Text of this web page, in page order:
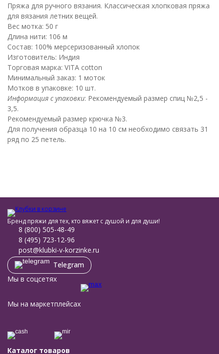
Пряжа для ручного вязания. Классическая хлопковая пряжа
для вязания летних вещей.
Вес мотка: 50 г
Длина нити: 106 м
Состав: 100% мерсеризованный хлопок
Изготовитель: Индия
Торговая марка: VITA cotton
Минимальный заказ: 1 моток
Мотков в упаковке: 10 шт.
Информация с упаковки: Рекомендуемый размер спиц №2,5 -
3,5.
Рекомендуемый размер крючка №3.
Для получения образца 10 на 10 см необходимо связать 31
ряд по 25 петель.
Бренд пряжи для тех, кто вяжет с душой и для души!
8 (800) 505-48-49
8 (495) 723-12-96
post@klubki-v-korzinke.ru
Telegram
Мы в соцсетях
Мы на маркетплейсах
Каталог товаров